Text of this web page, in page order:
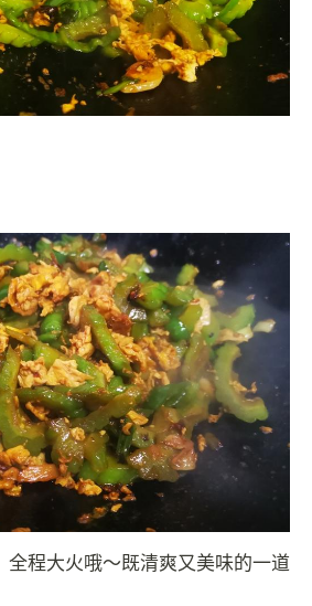
全程大火哦～既清爽又美味的一道